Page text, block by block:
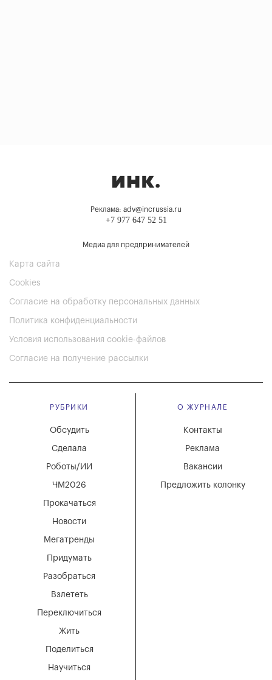
Реклама: adv@incrussia.ru
+7 977 647 52 51
Медиа для предпринимателей
Карта сайта
Cookies
Согласие на обработку персональных данных
Политика конфиденциальности
Условия использования cookie-файлов
Согласие на получение рассылки
РУБРИКИ
Мегатренды
Придумать
Разобраться
Взлететь
Новости
Переключиться
Жить
Поделиться
Научиться
Обсудить
Сделала
Роботы/ИИ
ЧМ2026
Прокачаться
О ЖУРНАЛЕ
Вакансии
Реклама
Контакты
Предложить колонку